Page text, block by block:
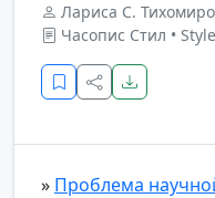
Лариса С.
Часопис Стил •
» Проблема